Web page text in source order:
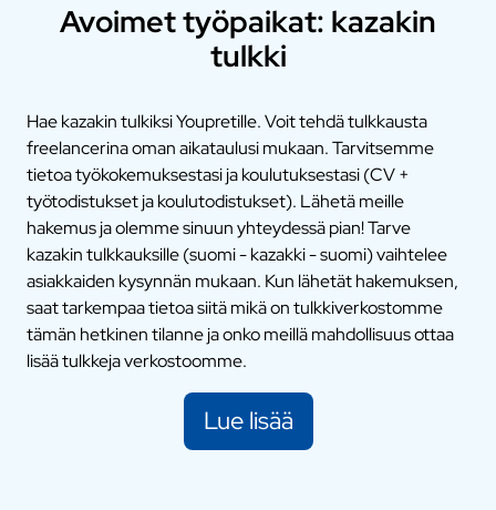
Avoimet työpaikat: kazakin
tulkki
Hae kazakin tulkiksi Youpretille. Voit tehdä tulkkausta
freelancerina oman aikataulusi mukaan. Tarvitsemme
tietoa työkokemuksestasi ja koulutuksestasi (CV +
työtodistukset ja koulutodistukset). Lähetä meille
hakemus ja olemme sinuun yhteydessä pian! Tarve
kazakin tulkkauksille (suomi - kazakki - suomi) vaihtelee
asiakkaiden kysynnän mukaan. Kun lähetät hakemuksen,
saat tarkempaa tietoa siitä mikä on tulkkiverkostomme
tämän hetkinen tilanne ja onko meillä mahdollisuus ottaa
lisää tulkkeja verkostoomme.
Lue lisää